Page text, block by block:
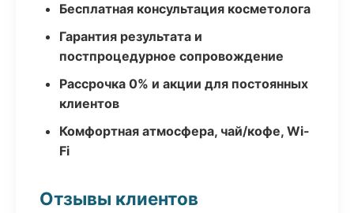
Бесплатная консультация косметолога
Гарантия результата и
постпроцедурное сопровождение
Рассрочка 0% и акции для постоянных
клиентов
Комфортная атмосфера, чай/кофе, Wi-
Fi
Отзывы клиентов